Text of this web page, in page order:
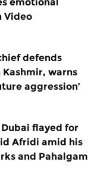
Video
defends
warns
aggression’
flayed for
Afridi amid his
and Pahalgam